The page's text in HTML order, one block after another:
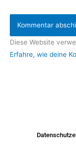
Diese Website
Erfahre, wie deine